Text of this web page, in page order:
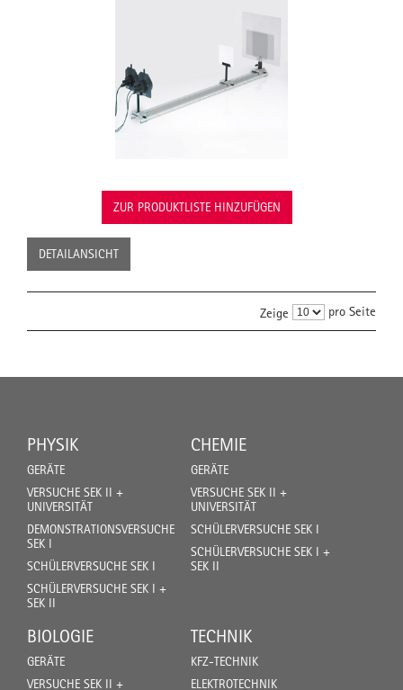
ZUR PRODUKTLISTE HINZUFÜGEN
DETAILANSICHT
Zeige pro Seite
PHYSIK
GERÄTE
VERSUCHE SEK II +
UNIVERSITÄT
DEMONSTRATIONSVERSUCHE
SEK I
SCHÜLERVERSUCHE SEK I
SCHÜLERVERSUCHE SEK I +
SEK II
CHEMIE
GERÄTE
VERSUCHE SEK II +
UNIVERSITÄT
SCHÜLERVERSUCHE SEK I
SCHÜLERVERSUCHE SEK I +
SEK II
BIOLOGIE
GERÄTE
VERSUCHE SEK II +
TECHNIK
KFZ-TECHNIK
ELEKTROTECHNIK